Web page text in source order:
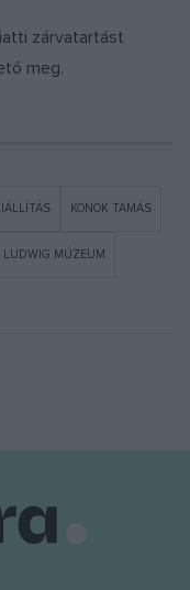
zárvatartást
meg.
KONOK TAMÁS
LUDWIG MÚZEUM